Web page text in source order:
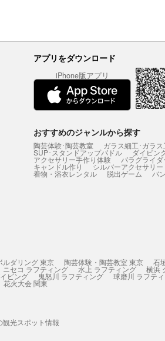
アプリをダウンロード
iPhone版アプリ
おすすめのジャンルから探す
陶芸体験･陶芸教室 ガラス細工･ガラ
SUP･スタンドアップパドル ダイビン
アクセサリー手作り体験 パラグライダ
キャンドル作り シルバーアクセサリ
着物・浴衣レンタル 脱出ゲーム バ
ルダリング 東京 陶芸体験・陶芸教室 東京 石
ニセコ ラフティング 水上 ラフティング 横浜
ビング 鬼怒川 ラフティング 球磨川 ラフテ
花火大会 関東
観光スポット情報